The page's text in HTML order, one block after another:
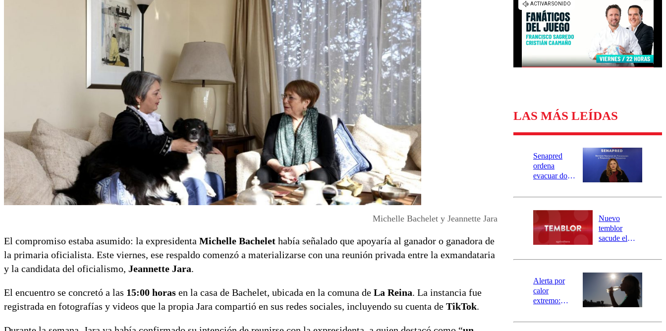
Universidad de Chile
Sustentabilidad
Michelle Bachelet y Jeannette Jara
El compromiso estaba asumido: la expresidenta Michelle Bachelet había señalado que apoyaría al ganador o ganadora de
la primaria oficialista. Este viernes, ese respaldo comenzó a materializarse con una reunión privada entre la exmandataria
y la candidata del oficialismo, Jeannette Jara.
El encuentro se concretó a las 15:00 horas en la casa de Bachelet, ubicada en la comuna de La Reina. La instancia fue
registrada en fotografías y videos que la propia Jara compartió en sus redes sociales, incluyendo su cuenta de TikTok.
LAS MÁS LEÍDAS
Senapred
ordena
evacuar dos
Carahue por
río Damas:
activa
mensajería
SAE
Nuevo
temblor
sacude el
revisa la
epicentro
Alerta por
calor
extremo:
activa Alerta